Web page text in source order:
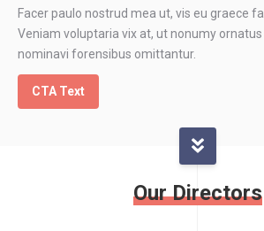
Facer paulo nostrud mea ut, vis eu graece
Veniam voluptaria vix at, ut nonumy
nominavi forensibus omittantur.
CTA Text
Our Directors